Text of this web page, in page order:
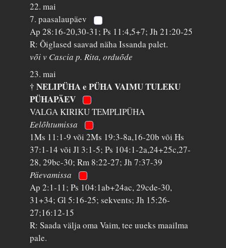
22. mai
7. paasalaupäev
Ap 28:16-20,30-31; Ps 11:4,5+7; Jh 21:20-25
R: Õiglased saavad näha Issanda palet.
või v Cascia p. Rita, orduõde
23. mai
† NELIPÜHA e PÜHA VAIMU TULEKU
PÜHAPÄEV
VALGA KIRIKU TEMPLIPÜHA
Eelõhtumissa
1Ms 11:1-9 või 2Ms 19:3-8a,16-20b või Hs
37:1-14 või Jl 3:1-5; Ps 104:1-2a,24+25c,27-
28, 29bc-30; Rm 8:22-27; Jh 7:37-39
Päevamissa
Ap 2:1-11; Ps 104:1ab+24ac, 29cde-30,
31+34; Gl 5:16-25; sekvents; Jh 15:26-
27;16:12-15
R: Saada välja oma Vaim, tee uueks maailma
pale.